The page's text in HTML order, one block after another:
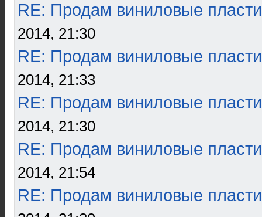
RE: Продам виниловые
2014, 21:30
RE: Продам виниловые
2014, 21:33
RE: Продам виниловые
2014, 21:30
RE: Продам виниловые
2014, 21:54
RE: Продам виниловые